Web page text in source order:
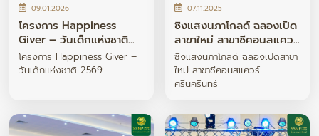
09.01.2026
โครงการ Happiness
Giver – วันเด็กแห่งชาติ
2569
โครงการ Happiness Giver –
วันเด็กแห่งชาติ 2569
07.11.2025
ซิงแสงนภาโกลด์ ฉลองเปิด
สาขาใหม่ สาขาซีคอนสแควร์
ศรีนครินทร์
ซิงแสงนภาโกลด์ ฉลองเปิดสาขา
ใหม่ สาขาซีคอนสแควร์
ศรีนครินทร์